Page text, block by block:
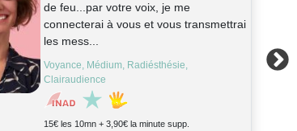
magnétiseur depuis l'adolescence, je
travaille aux ressentis, au pendule et a
la...
Médium, Radiésthésie
15€ les 10mn + 3,50€ la minute supp.